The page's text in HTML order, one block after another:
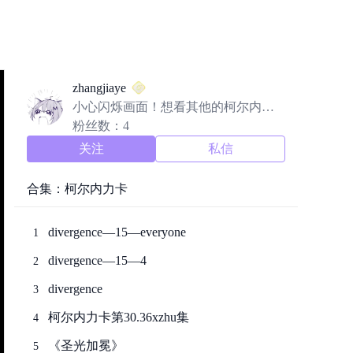
zhangjiaye
小心闪烁画面！想看其他的柯尔内力
卡请去b站或者a站（a站只有很少集
数），或者这里等我每个月发6集。
粉丝数：4
关注
私信
合集：柯尔内力卡
1 divergence—15—everyone
2 divergence—15—4
3 divergence
4 柯尔内力卡第30.36xzhu集
5 《圣光加冕》